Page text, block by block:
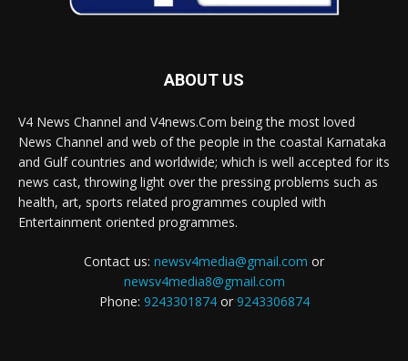
ABOUT US
V4 News Channel and V4news.Com being the most loved
News Channel and web of the people in the coastal Karnataka
and Gulf countries and worldwide; which is well accepted for its
news cast, throwing light over the pressing problems such as
health, art, sports related programmes coupled with
Entertainment oriented programmes.
Contact us: newsv4media@gmail.com or
newsv4media8@gmail.com
Phone: 9243301874or 9243306874